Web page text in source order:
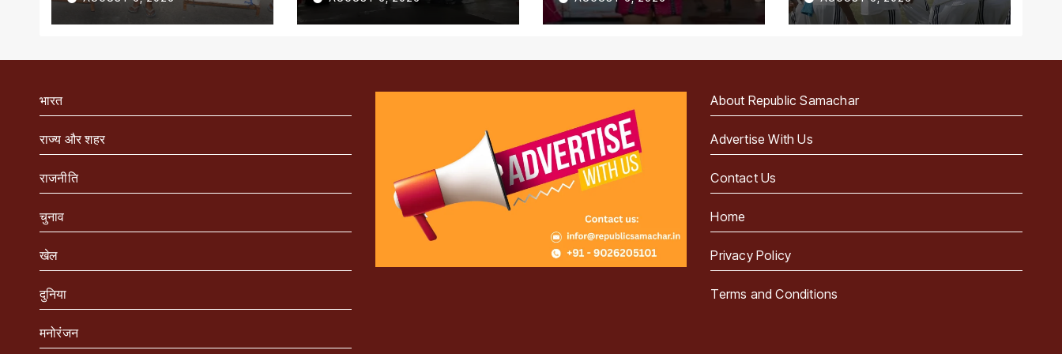
प्राइज
भारत
राज्य और शहर
राजनीति
चुनाव
खेल
दुनिया
मनोरंजन
About Republic Samachar
Advertise With Us
Contact Us
Home
Privacy Policy
Terms and Conditions